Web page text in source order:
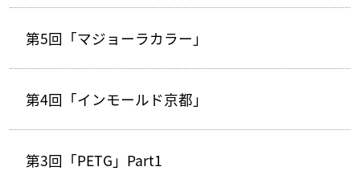
第5回「マジョーラカラー」
第4回「インモールド京都」
第3回「PETG」Part1